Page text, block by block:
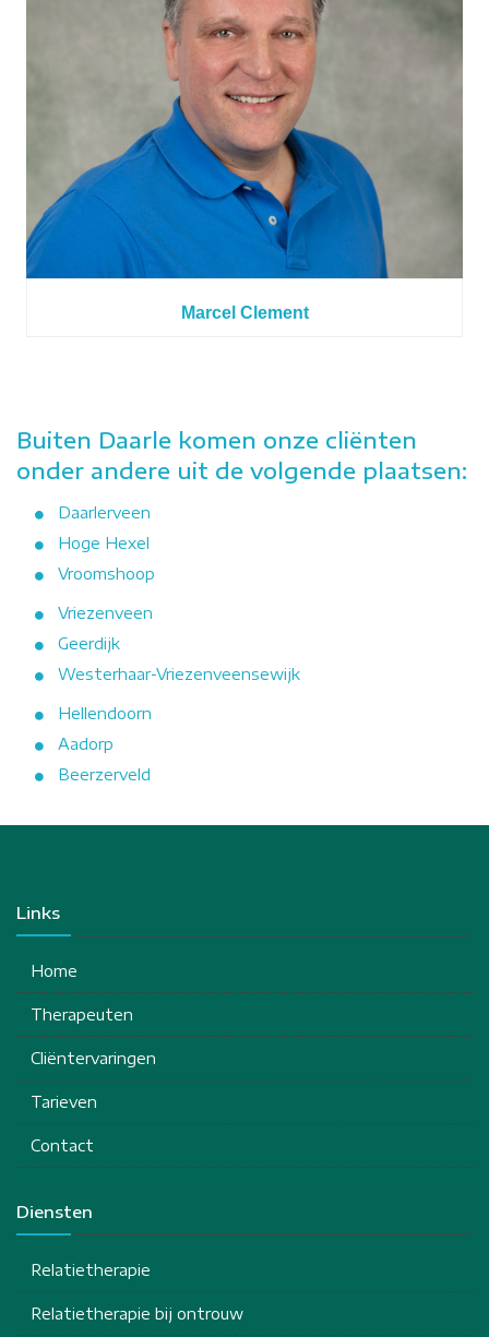
Marcel Clement
Buiten Daarle komen onze cliënten
onder andere uit de volgende plaatsen:
Daarlerveen
Hoge Hexel
Vroomshoop
Vriezenveen
Geerdijk
Westerhaar-Vriezenveensewijk
Hellendoorn
Aadorp
Beerzerveld
Links
Home
Therapeuten
Cliëntervaringen
Tarieven
Contact
Diensten
Relatietherapie
Relatietherapie bij ontrouw